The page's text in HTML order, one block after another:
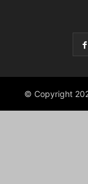
© Copyright